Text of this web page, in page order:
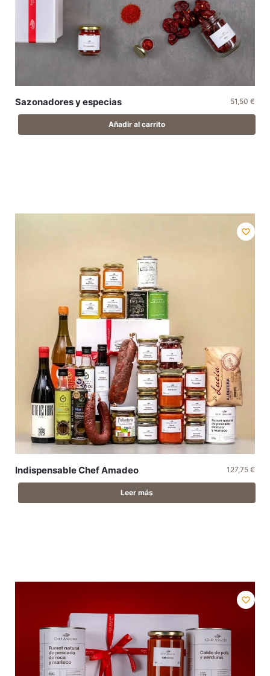
Sazonadores y especias 51,50 €
Añadir al carrito
Indispensable Chef Amadeo 127,75 €
Leer más